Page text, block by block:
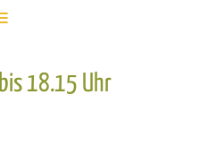
18.15 Uhr